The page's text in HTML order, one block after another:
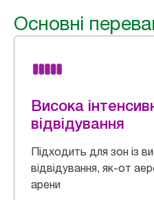
Основні
Висока
відвідування
Підходить для зон із
відвідування, як-от
арени